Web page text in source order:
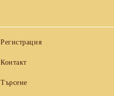
Регистрация
Контакт
Търсене